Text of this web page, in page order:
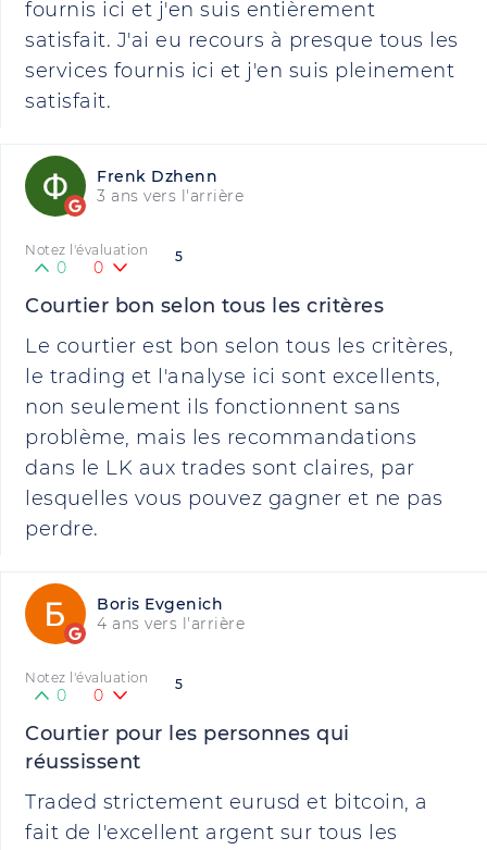
fournis ici et j'en suis entièrement
satisfait. J'ai eu recours à presque tous les
services fournis ici et j'en suis pleinement
satisfait.
Frenk Dzhenn
3 ans vers l'arrière
5
Notez l'évaluation
0 0
Courtier bon selon tous les critères
Le courtier est bon selon tous les critères,
le trading et l'analyse ici sont excellents,
non seulement ils fonctionnent sans
problème, mais les recommandations
dans le LK aux trades sont claires, par
lesquelles vous pouvez gagner et ne pas
perdre.
Boris Evgenich
4 ans vers l'arrière
5
Notez l'évaluation
0 0
Courtier pour les personnes qui
réussissent
Traded strictement eurusd et bitcoin, a
fait de l'excellent argent sur tous les